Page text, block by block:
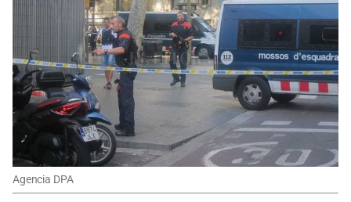
Agencia DPA